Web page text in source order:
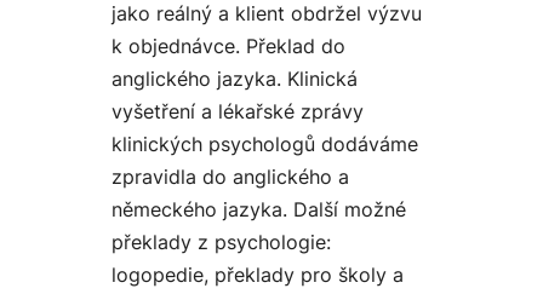
jako reálný a klient obdržel výzvu
k objednávce. Překlad do
anglického jazyka. Klinická
vyšetření a lékařské zprávy
klinických psychologů dodáváme
zpravidla do anglického a
německého jazyka. Další možné
překlady z psychologie:
logopedie, překlady pro školy a